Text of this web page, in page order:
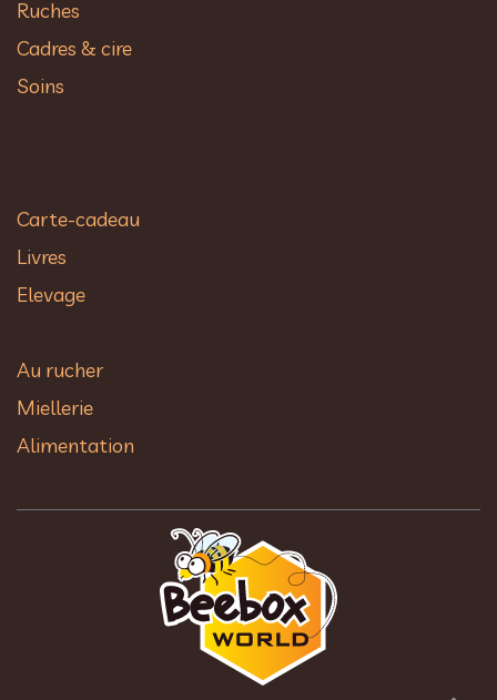
Ruches
Cadres & cire
Soins
Carte-cadeau
Livres
Elevage
Au rucher​
Miellerie
Alimentation